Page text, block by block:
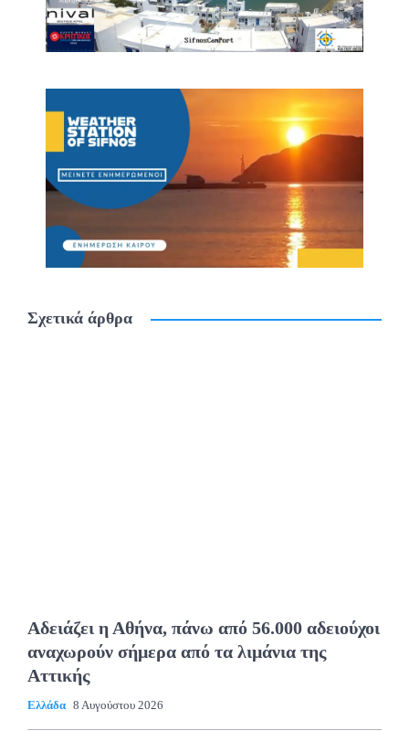
Σχετικά άρθρα
Αδειάζει η Αθήνα, πάνω από 56.000 αδειούχοι
αναχωρούν σήμερα από τα λιμάνια της
Αττικής
Ελλάδα 8 Αυγούστου 2026